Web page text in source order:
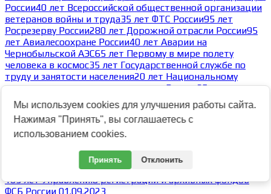
России40 лет Всероссийской общественной организации
ветеранов войны и труда35 лет ФТС России95 лет
Росрезерву России280 лет Дорожной отрасли России95
лет Авиалесоохране России40 лет Аварии на
Чернобыльской АЭС65 лет Первому в мире полету
человека в космос35 лет Государственной службе по
труду и занятости населения20 лет Национальному
антитеррористическому комитету России35 лет
Возрождению казачества России и Союза казаков
России80 лет Победы в Великой Отечественной
войнеАрхив юбилейных тем
Архив тем 2024Архив тем 2023
105 лет Управлению регистрации и архивных фондов
ФСБ России 01.09.2023
Мы используем cookies для улучшения работы сайта.
Нажимая "Принять", вы соглашаетесь с
использованием cookies.
Принять Отклонить